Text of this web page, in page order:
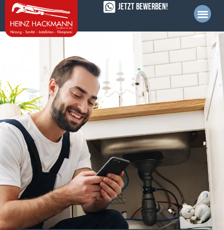
Jetzt bewerben!